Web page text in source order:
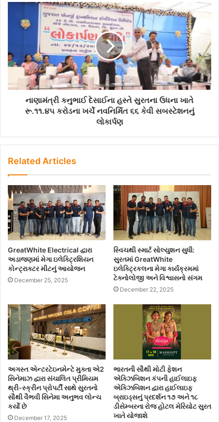
s
નાણામંત્રી કનુભાઈ દેસાઈના હસ્તે સુરતના ઉધના ખાતે
રૂ.૧૧.૪૫ કરોડના ખર્ચે નવનિર્મિત ૬૬ કેવી સબસ્ટેશનનું
લોકાર્પણ
Related Articles
GreatWhite Electrical દ્વારા
અડાજણમાં મેગા ઇલેક્ટ્રિશિયન
કોન્ટ્રાક્ટર મીટનું આયોજન
December 25, 2025
સ્વિચથી સ્માર્ટ સોલ્યુશન સુધી:
સુરતમાં GreatWhite
ઇલેક્ટ્રિકલના મેગા કાર્યક્રમમાં
ટેક્નોલોજી અને વિશ્વાસનો સંગમ
December 22, 2025
અગસ્ત એન્ટરટેઇનમેન્ટે મુક્તા એ2
સિનેમાઝ દ્વારા સંચાલિત પ્રીમિયમ
થ્રી-સ્ક્રીન પ્રોપર્ટી સાથે સુરતનો
સૌથી વૈભવી સિનેમા અનુભવ લોન્ચ
કર્યો છે
December 17, 2025
ભારતની સૌથી મોટી ફેશન
એક્ઝિબિશન કંપની હાઈલાઇફ
એક્ઝિબિશન દ્વારા હાઈલાઇફ
બ્રાઇડ્સનું પ્રદર્શન ૧૭ અને ૧૮
ડીસેમ્બરના રોજ હોટલ મેરિયોટ સુરત
ખાતે યોજાશે